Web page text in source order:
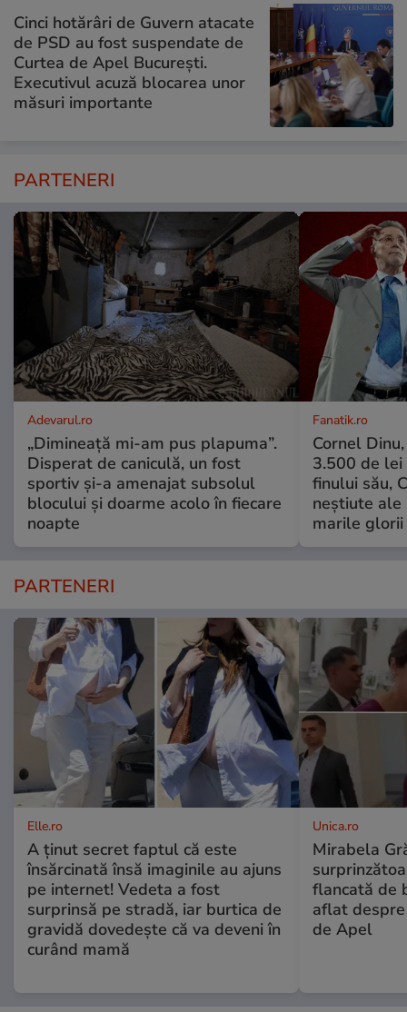
Cinci hotărâri de Guvern atacate
de PSD au fost suspendate de
Curtea de Apel București.
Executivul acuză blocarea unor
măsuri importante
PARTENERI
Adevarul.ro
„Dimineață mi-am pus plapuma”.
Disperat de caniculă, un fost
sportiv și-a amenajat subsolul
blocului și doarme acolo în fiecare
noapte
Fanatik.ro
Cornel
3.500 de lei
finului său,
neștiute
marile
PARTENERI
Elle.ro
A ținut secret faptul că este
însărcinată însă imaginile au ajuns
pe internet! Vedeta a fost
surprinsă pe stradă, iar burtica de
gravidă dovedește că va deveni în
curând mamă
Unica.ro
Mirabela
flancată de
aflat
de Apel